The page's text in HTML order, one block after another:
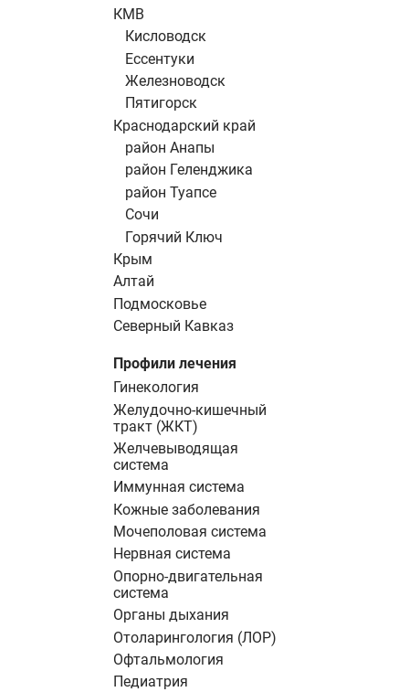
КМВ
Кисловодск
Ессентуки
Железноводск
Пятигорск
Краснодарский край
район Анапы
район Геленджика
район Туапсе
Сочи
Горячий Ключ
Крым
Алтай
Подмосковье
Северный Кавказ
Профили лечения
Гинекология
Желудочно-кишечный
тракт (ЖКТ)
Желчевыводящая
система
Иммунная система
Кожные заболевания
Мочеполовая система
Нервная система
Опорно-двигательная
система
Органы дыхания
Отоларингология (ЛОР)
Офтальмология
Педиатрия